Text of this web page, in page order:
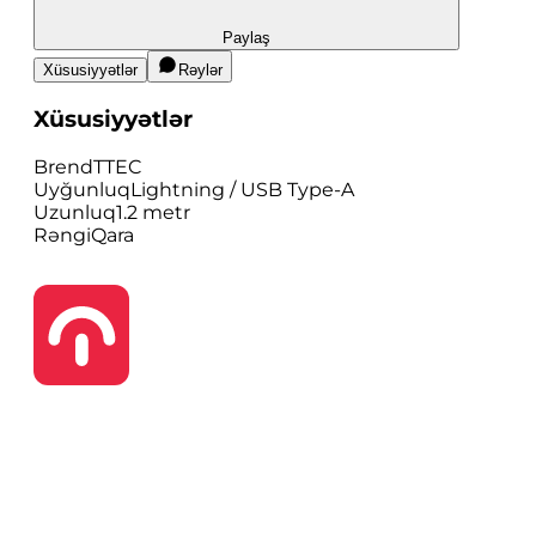
Paylaş
Xüsusiyyətlər
Rəylər
Xüsusiyyətlər
BrendTTEC
UyğunluqLightning / USB Type-A
Uzunluq1.2 metr
RəngiQara